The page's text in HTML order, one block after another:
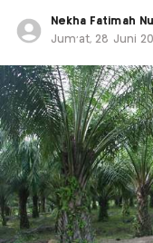
Nekha Fatimah
Jum'at, 28 Juni